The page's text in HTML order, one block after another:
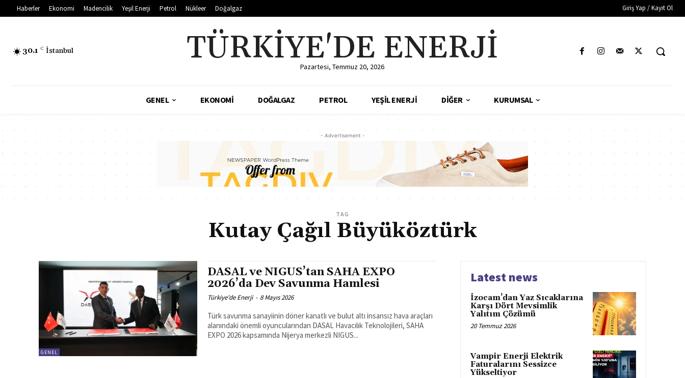
Haberler Ekonomi Madencilik Yeşil Enerji Petrol Nükleer Doğalgaz Giriş Yap / Kayıt Ol
30.1 C İstanbul TÜRKIYE'DE ENERJI
Pazartesi, Temmuz 20, 2026
GENEL EKONOMİ DOĞALGAZ PETROL YEŞİL ENERJİ DİĞER KURUMSAL
- Advertisement -
TAG
Kutay Çağıl Büyüköztürk
GENEL
DASAL ve NIGUS’tan SAHA EXPO
2026’da Dev Savunma Hamlesi
Türkiye'de Enerji - 8 Mayıs 2026
Türk savunma sanayiinin döner kanatlı ve bulut altı insansız hava araçları
alanındaki önemli oyuncularından DASAL Havacılık Teknolojileri, SAHA
EXPO 2026 kapsamında Nijerya merkezli NIGUS...
Latest news
İzocam’dan Yaz Sıcaklarına
Karşı Dört Mevsimlik
Yalıtım Çözümü
20 Temmuz 2026
Vampir Enerji Elektrik
Faturalarını Sessizce
Yükseltiyor